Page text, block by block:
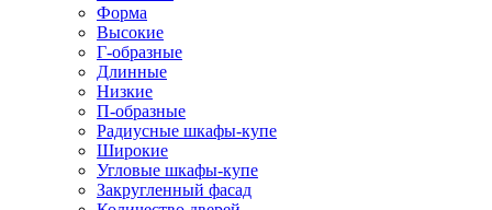
Форма
Высокие
Г-образные
Длинные
Низкие
П-образные
Радиусные шкафы-купе
Широкие
Угловые шкафы-купе
Закругленный фасад